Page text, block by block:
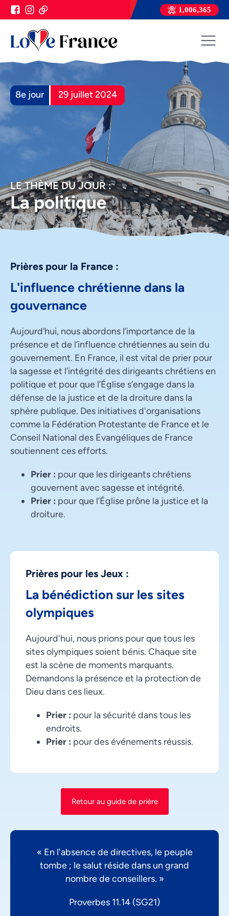
1,006,365
8e jour 29 juillet 2024
LE THÈME DU JOUR :
La politique
Prières pour la France :
L'influence chrétienne dans la
gouvernance
Aujourd’hui, nous abordons l’importance de la
présence et de l’influence chrétiennes au sein du
gouvernement. En France, il est vital de prier pour
la sagesse et l’intégrité des dirigeants chrétiens en
politique et pour que l’Église s’engage dans la
défense de la justice et de la droiture dans la
sphère publique. Des initiatives d'organisations
comme la Fédération Protestante de France et le
Conseil National des Evangéliques de France
soutiennent ces efforts.
Prier : pour que les dirigeants chrétiens
gouvernent avec sagesse et intégrité.
Prier : pour que l’Église prône la justice et la
droiture.
Prières pour les Jeux :
La bénédiction sur les sites
olympiques
Aujourd'hui, nous prions pour que tous les
sites olympiques soient bénis. Chaque site
est la scène de moments marquants.
Demandons la présence et la protection de
Dieu dans ces lieux.
Prier : pour la sécurité dans tous les
endroits.
Prier : pour des événements réussis.
Retour au guide de prière
« En l'absence de directives, le peuple
tombe ; le salut réside dans un grand
nombre de conseillers. »
Proverbes 11.14 (SG21)